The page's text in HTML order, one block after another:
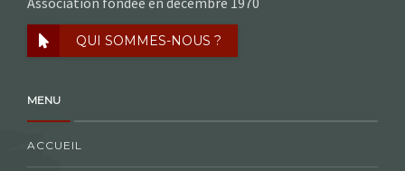
QUI SOMMES-NOUS ?
MENU
ACCUEIL